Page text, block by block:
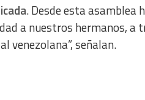
. Desde esta asamblea
a nuestros hermanos, a
venezolana”, señalan.
data
on information actively requested